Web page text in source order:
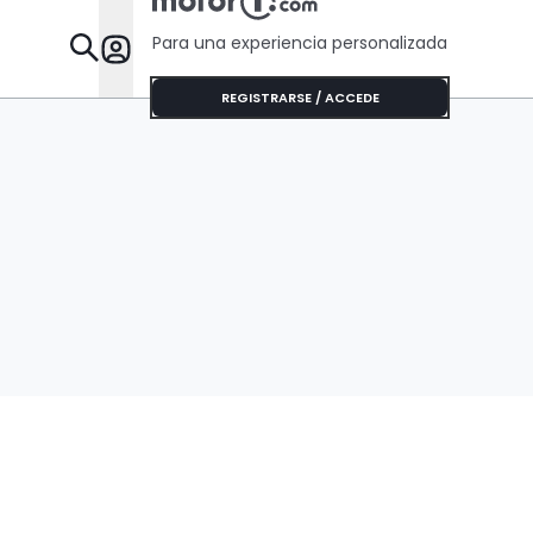
Para una experiencia personalizada
REGISTRARSE / ACCEDE